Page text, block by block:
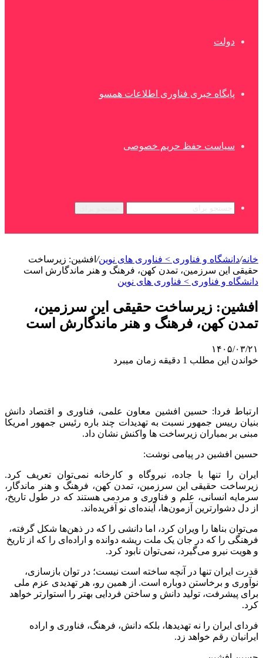
دولت
پایگاه خبری فناوری اطلاعات همسو
سیاست حفظ حریم خصوصی
خانه/دانشگاه و فناوری > فناوری های نوین/ افشین: زیرساخت
حقیقی این سرزمین، تمدن کهن، فرهنگ و هنر ماندگارش است
دانشگاه و فناوری > فناوری های نوین
افشین: زیرساخت حقیقی این سرزمین،
تمدن کهن، فرهنگ و هنر ماندگارش است
۱۴۰۵/۰۳/۲۱
خواندن این مطلب 1 دقیقه زمان میبرد
ارتباط فردا: حسین افشین معاون علمی، فناوری و اقتصاد دانش
بنیان رییس جمهور نسبت به تهدیدات چند باره رئیس جمهور امریکا
مبنی بر بمباران زیرساخت ها واکنش نشان داد.
حسین افشین در پیامی نوشت:
ایران را تنها با جاده، نیروگاه و کارخانه نمی‌توان تعریف کرد.
زیرساخت حقیقی این سرزمین، تمدن کهن، فرهنگ و هنر ماندگار،
سرمایه انسانی، علم و فناوری و مردمی هستند که در طول تاریخ،
از دل دشوارترین آزمون‌ها، آینده‌ای نو آفریده‌اند.
می‌توان بناها را ویران کرد، اما دانشی را که در ذهن‌ها شکل گرفته،
فرهنگی را که در جان یک ملت ریشه دوانده و اراده‌ای را که از تاریخ
و هویت نیرو می‌گیرد، نمی‌توان نابود کرد.
قدرت ایران تنها در آنچه ساخته است نیست؛ در توان بازسازی،
نوآوری و برخاستن دوباره است. از همین رو، هر تهدیدی عزم ملی
برای پیشرفت، تولید دانش و ساختن فردایی بهتر را استوارتر خواهد
کرد.
فردای ایران را نه تهدیدها، بلکه دانش، فرهنگ، فناوری و اراده
ایرانیان رقم خواهد زد.